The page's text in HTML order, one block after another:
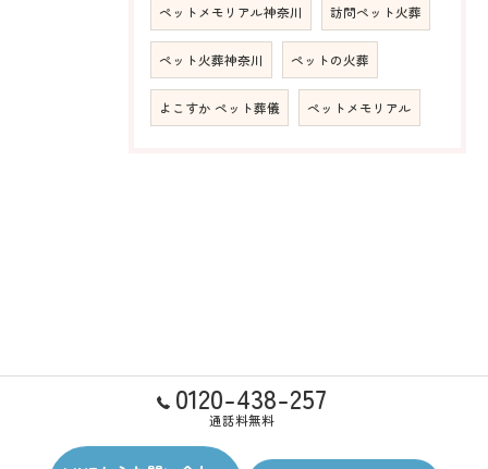
ペットメモリアル神奈川 訪問ペット火葬
ペット火葬神奈川 ペットの火葬
よこすか ペット葬儀 ペットメモリアル
0120-438-257
通話料無料